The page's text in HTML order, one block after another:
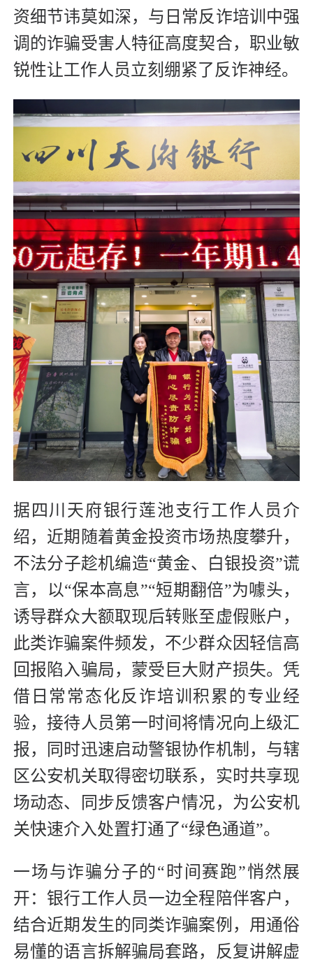
资细节讳莫如深，与日常反诈培训中强
调的诈骗受害人特征高度契合，职业敏
锐性让工作人员立刻绷紧了反诈神经。
据四川天府银行莲池支行工作人员介
绍，近期随着黄金投资市场热度攀升，
不法分子趁机编造“黄金、白银投资”谎
言，以“保本高息”“短期翻倍”为噱头，
诱导群众大额取现后转账至虚假账户，
此类诈骗案件频发，不少群众因轻信高
回报陷入骗局，蒙受巨大财产损失。凭
借日常常态化反诈培训积累的专业经
验，接待人员第一时间将情况向上级汇
报，同时迅速启动警银协作机制，与辖
区公安机关取得密切联系，实时共享现
场动态、同步反馈客户情况，为公安机
关快速介入处置打通了“绿色通道”。
一场与诈骗分子的“时间赛跑”悄然展
开：银行工作人员一边全程陪伴客户，
结合近期发生的同类诈骗案例，用通俗
易懂的语言拆解骗局套路，反复讲解虚